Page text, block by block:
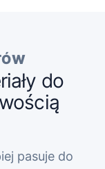
do
pasuje do